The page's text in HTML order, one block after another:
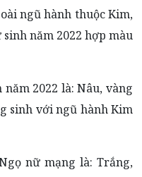
ngũ hành thuộc Kim,
năm 2022 hợp màu
2022 là: Nâu, vàng
sinh với ngũ hành Kim
nữ mạng là: Trắng,